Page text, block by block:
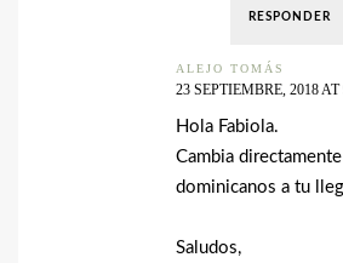
RESPONDER
ALEJO TOMÁS
23 SEPTIEMBRE, 2018
Hola Fabiola.
Cambia
dominicanos a tu
Saludos,